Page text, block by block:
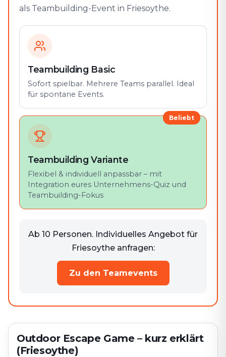
als Teambuilding-Event in Friesoythe.
Teambuilding Basic
Sofort spielbar. Mehrere Teams parallel. Ideal
für spontane Events.
Beliebt
Teambuilding Variante
Flexibel & individuell anpassbar – mit
Integration eures Unternehmens-Quiz und
Teambuilding-Fokus
Ab 10 Personen. Individuelles Angebot für
Friesoythe anfragen:
Zu den Teamevents
Outdoor Escape Game – kurz erklärt
(Friesoythe)